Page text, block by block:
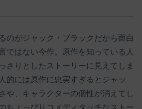
のがジャック・ブラックだから面白
ではない今作。原作を知っている人
さりとしたストーリーに見えてしま
的には原作に忠実すぎるとジャッ
や、キャラクターの個性が消えてし
ちょっぴりコメディタッチなストー